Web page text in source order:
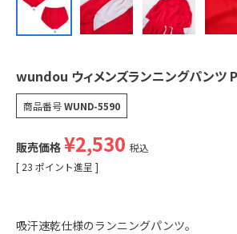
wundou ウィメンズランニングパンツ
商品番号WUND-5590
販売価格 ¥2,530 税込
[ 23 ポイント進呈 ]
吸汗速乾仕様のランニングパンツ。